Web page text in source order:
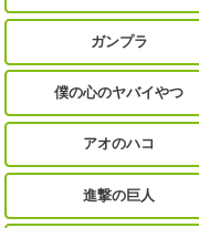
ガンプラ
僕の心のヤバイやつ
アオのハコ
進撃の巨人